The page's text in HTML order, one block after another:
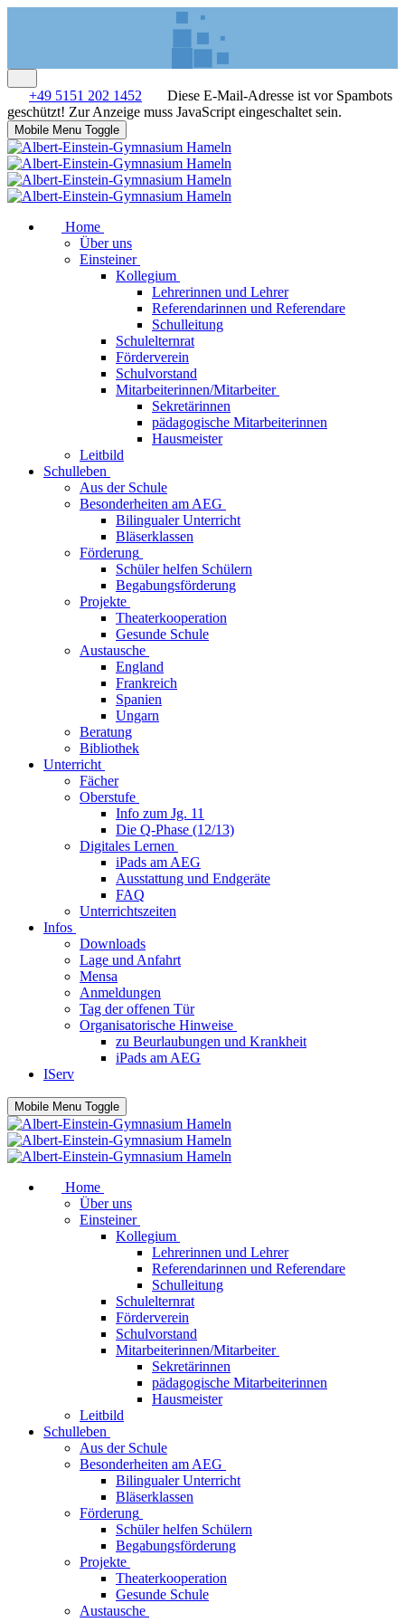
+49 5151 202 1452
Diese E-Mail-Adresse ist vor Spambots
geschützt! Zur Anzeige muss JavaScript eingeschaltet sein.
Mobile Menu Toggle
Home
Über uns
Einsteiner
Kollegium
Lehrerinnen und Lehrer
Referendarinnen und Referendare
Schulleitung
Schulelternrat
Förderverein
Schulvorstand
Mitarbeiterinnen/Mitarbeiter
Sekretärinnen
pädagogische Mitarbeiterinnen
Hausmeister
Leitbild
Schulleben
Aus der Schule
Besonderheiten am AEG
Bilingualer Unterricht
Bläserklassen
Förderung
Schüler helfen Schülern
Begabungsförderung
Projekte
Theaterkooperation
Gesunde Schule
Austausche
England
Frankreich
Spanien
Ungarn
Beratung
Bibliothek
Unterricht
Fächer
Oberstufe
Info zum Jg. 11
Die Q-Phase (12/13)
Digitales Lernen
iPads am AEG
Ausstattung und Endgeräte
FAQ
Unterrichtszeiten
Infos
Downloads
Lage und Anfahrt
Mensa
Anmeldungen
Tag der offenen Tür
Organisatorische Hinweise
zu Beurlaubungen und Krankheit
iPads am AEG
IServ
Mobile Menu Toggle
Home
Über uns
Einsteiner
Kollegium
Lehrerinnen und Lehrer
Referendarinnen und Referendare
Schulleitung
Schulelternrat
Förderverein
Schulvorstand
Mitarbeiterinnen/Mitarbeiter
Sekretärinnen
pädagogische Mitarbeiterinnen
Hausmeister
Leitbild
Schulleben
Aus der Schule
Besonderheiten am AEG
Bilingualer Unterricht
Bläserklassen
Förderung
Schüler helfen Schülern
Begabungsförderung
Projekte
Theaterkooperation
Gesunde Schule
Austausche